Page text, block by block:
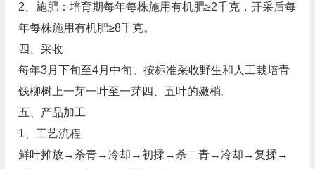
2、施肥：培育期每年每株施用有机肥≥2千克，开采后每
年每株施用有机肥≥8千克。
四、采收
每年3月下旬至4月中旬。按标准采收野生和人工栽培青
钱柳树上一芽一叶至一芽四、五叶的嫩梢。
五、产品加工
1、工艺流程
鲜叶摊放→杀青→冷却→初揉→杀二青→冷却→复揉→